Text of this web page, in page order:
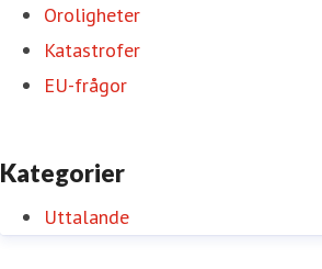
Oroligheter
Katastrofer
EU-frågor
Kategorier
Uttalande